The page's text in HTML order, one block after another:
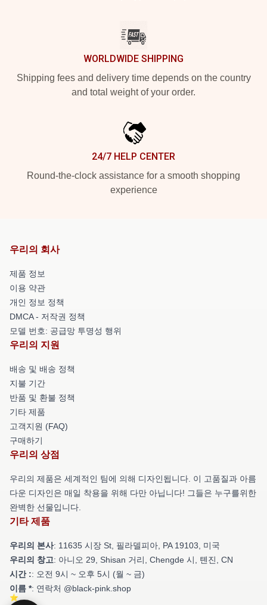
WORLDWIDE SHIPPING
Shipping fees and delivery time depends on the country
and total weight of your order.
24/7 HELP CENTER
Round-the-clock assistance for a smooth shopping
experience
우리의 회사
제품 정보
이용 약관
개인 정보 정책
DMCA - 저작권 정책
모델 번호: 공급망 투명성 행위
우리의 지원
배송 및 배송 정책
지불 기간
반품 및 환불 정책
기타 제품
고객지원 (FAQ)
구매하기
우리의 상점
우리의 제품은 세계적인 팀에 의해 디자인됩니다. 이 고품질과 아름
다운 디자인은 매일 착용을 위해 다만 아닙니다! 그들은 누구를위한
완벽한 선물입니다.
기타 제품
우리의 본사: 11635 시장 St, 필라델피아, PA 19103, 미국
우리의 창고: 아니오 29, Shisan 거리, Chengde 시, 톈진, CN
시간 :: 오전 9시 ~ 오후 5시 (월 ~ 금)
이름 *: 연락처 @black-pink.shop